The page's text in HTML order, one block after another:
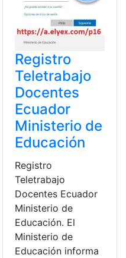
Registro
Teletrabajo
Docentes
Ecuador
Ministerio de
Educación
Registro
Teletrabajo
Docentes Ecuador
Ministerio de
Educación. El
Ministerio de
Educación informa